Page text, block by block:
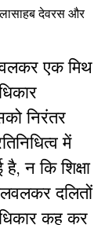
देवरस और
एक मिथ
निरंतर
में
न कि शिक्षा
दलितों
कह कर